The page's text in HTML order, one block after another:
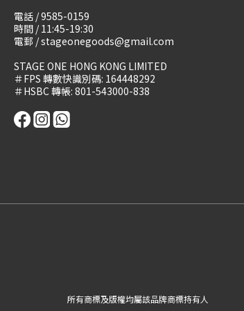
電話 / 9585-0159
時間 / 11:45-19:30
電郵 / stageonegoods@gmail.com
STAGE ONE HONG KONG LIMITED
＃FPS 轉數快識別碼: 164448292
＃HSBC 轉帳: 801-543000-838
所有商標及版權均屬該品牌商標持有人